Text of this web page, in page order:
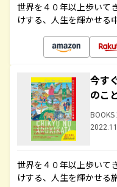
世界を４０年以上歩いて
けする、人生を輝かせる
今す
のこ
世界を４０年以上歩いて
けする、人生を輝かせる